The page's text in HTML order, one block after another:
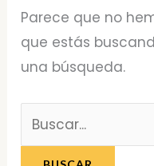
Parece que no
que estás
una búsqueda.